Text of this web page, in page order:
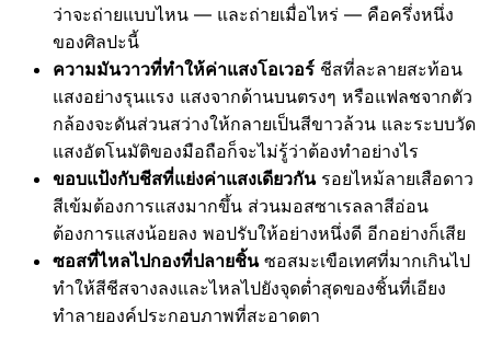
ว่าจะถ่ายแบบไหน — และถ่ายเมื่อไหร่ — คือครึ่งหนึ่ง
ของศิลปะนี้
ความมันวาวที่ทำให้ค่าแสงโอเวอร์ ชีสที่ละลายสะท้อน
แสงอย่างรุนแรง แสงจากด้านบนตรงๆ หรือแฟลชจากตัว
กล้องจะดันส่วนสว่างให้กลายเป็นสีขาวล้วน และระบบวัด
แสงอัตโนมัติของมือถือก็จะไม่รู้ว่าต้องทำอย่างไร
ขอบแป้งกับชีสที่แย่งค่าแสงเดียวกันรอยไหม้ลายเสือดาว
สีเข้มต้องการแสงมากขึ้น ส่วนมอสซาเรลลาสีอ่อน
ต้องการแสงน้อยลง พอปรับให้อย่างหนึ่งดี อีกอย่างก็เสีย
ซอสที่ไหลไปกองที่ปลายชิ้นซอสมะเขือเทศที่มากเกินไป
ทำให้สีชีสจางลงและไหลไปยังจุดต่ำสุดของชิ้นที่เอียง
ทำลายองค์ประกอบภาพที่สะอาดตา